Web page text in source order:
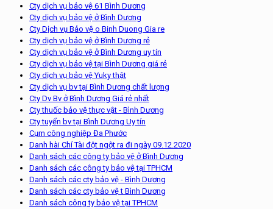
Cty dịch vụ bảo vệ 61 Bình Dương
Cty dịch vụ bảo vệ ở Bình Dương
Cty Dịch vụ Bảo vệ o Binh Duong Gia re
Cty dịch vụ bảo vệ ở Bình Dương rẻ
Cty dịch vụ bảo vệ ở Bình Dương uy tín
Cty dịch vụ bảo vệ tại Bình Dương giá rẻ
Cty dịch vụ bảo vệ Yuky thật
Cty dịch vụ bv tại Bình Dương chất lượng
Cty Dv Bv ở Bình Dương Giá rẻ nhất
Cty thuốc bảo vệ thực vật - Bình Dương
Cty tuyển bv tại Bình Dương Uy tín
Cụm công nghiệp Đa Phước
Danh hài Chí Tài đột ngột ra đi ngày 09.12.2020
Danh sách các công ty bảo vệ ở Bình Dương
Danh sách các công ty bảo vệ tại TPHCM
Danh sách các cty bảo vệ - Bình Dương
Danh sách các cty bảo vệ t Bình Dương
Danh sách công ty bảo vệ tại TPHCM